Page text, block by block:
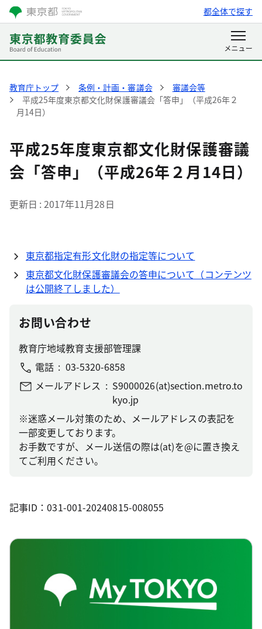
都全体で探す
教育庁トップ 条例・計画・審議会
審議会等
平成25年度東京都文化財保護審議会「答申」（平成26年２
月14日）
平成25年度東京都文化財保護審議
会「答申」（平成26年２月14日）
更新日 2017年11月28日
東京都指定有形文化財の指定等について
東京都文化財保護審議会の答申について（コンテンツ
は公開終了しました）
お問い合わせ
教育庁地域教育支援部管理課
電話
03-5320-6858
メールアドレス
S9000026(at)section.metro.to
kyo.jp
※迷惑メール対策のため、メールアドレスの表記を
一部変更しております。
お手数ですが、メール送信の際は(at)を@に置き換え
てご利用ください。
記事ID：031-001-20240815-008055